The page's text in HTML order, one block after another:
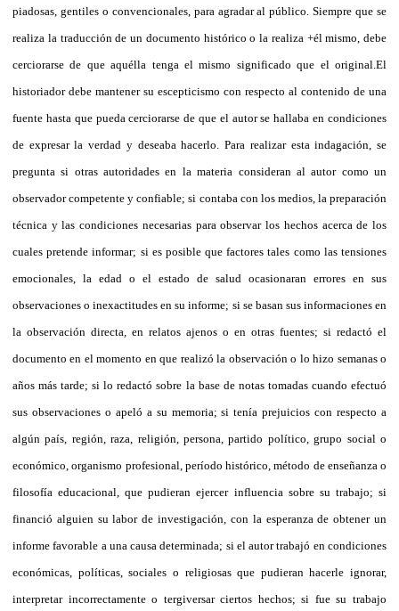
piadosas, gentiles o convencionales, para agradar al público. Siempre que se
realiza la traducción de un documento histórico o la realiza +él mismo, debe
cerciorarse de que aquélla tenga el mismo significado que el original. El
historiador debe mantener su escepticismo con respecto al contenido de una
fuente hasta que pueda cerciorarse de que el autor se hallaba en condiciones
de expresar la verdad y deseaba hacerlo. Para realizar esta indagación, se
pregunta si otras autoridades en la materia consideran al autor como un
observador competente y confiable; si contaba con los medios, la preparación
técnica y las condiciones necesarias para observar los hechos acerca de los
cuales pretende informar; si es posible que factores tales como las tensiones
emocionales, la edad o el estado de salud ocasionaran errores en sus
observaciones o inexactitudes en su informe; si se basan sus informaciones en
la observación directa, en relatos ajenos o en otras fuentes; si redactó el
documento en el momento en que realizó la observación o lo hizo semanas o
años más tarde; si lo redactó sobre la base de notas tomadas cuando efectuó
sus observaciones o apeló a su memoria; si tenía prejuicios con respecto a
algún país, región, raza, religión, persona, partido político, grupo social o
económico, organismo profesional, período histórico, método de enseñanza o
filosofía educacional, que pudieran ejercer influencia sobre su trabajo; si
financió alguien su labor de investigación, con la esperanza de obtener un
informe favorable a una causa determinada; si el autor trabajó en condiciones
económicas, políticas, sociales o religiosas que pudieran hacerle ignorar,
interpretar incorrectamente o tergiversar ciertos hechos; si fue su trabajo